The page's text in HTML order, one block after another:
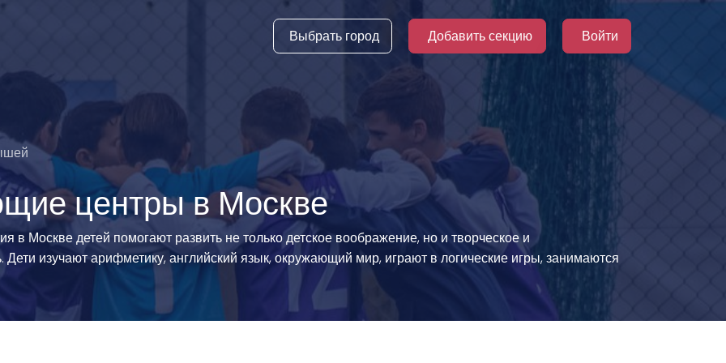
виды
спорт
спорта
и
Выбрать город Добавить секцию Войти
центры в Москве
в Москве детей помогают развить не только детское воображение, но и творческое и
изучают арифметику, английский язык, окружающий мир, играют в логические игры, занимаются